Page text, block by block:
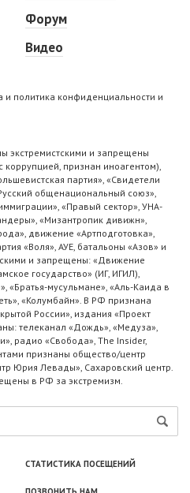
Форум
Видео
и политика конфиденциальности и
экстремистскими и запрещены
признан иноагентом),
партия», «Свидетели
общенациональный союз»,
«Правый сектор», УНА-
«Мизантропик дивижн»,
движение «Артподготовка»,
«Воля», АУЕ, батальоны «Азов» и
и запрещены: «Движение
государство» (ИГ, ИГИЛ),
«Братья-мусульмане», «Аль-Каида в
«Колумбайн». В РФ признана
России», издания «Проект
телеканал «Дождь», «Медуза»,
радио «Свобода», The Insider,
признаны общество/центр
Юрия Левады», Сахаровский центр.
в РФ за экстремизм.
СТАТИСТИКА ПОСЕЩЕНИЙ